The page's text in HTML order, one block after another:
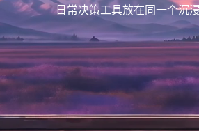
日常决策工具放在同一个沉